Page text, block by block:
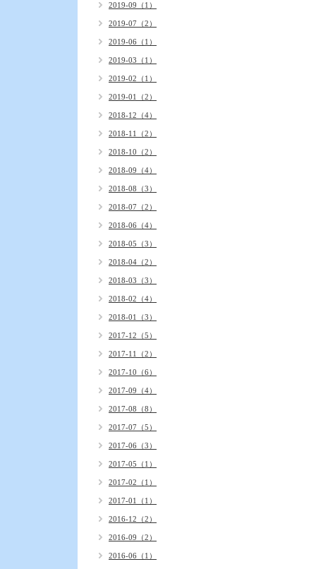
2019-09（1）
2019-07（2）
2019-06（1）
2019-03（1）
2019-02（1）
2019-01（2）
2018-12（4）
2018-11（2）
2018-10（2）
2018-09（4）
2018-08（3）
2018-07（2）
2018-06（4）
2018-05（3）
2018-04（2）
2018-03（3）
2018-02（4）
2018-01（3）
2017-12（5）
2017-11（2）
2017-10（6）
2017-09（4）
2017-08（8）
2017-07（5）
2017-06（3）
2017-05（1）
2017-02（1）
2017-01（1）
2016-12（2）
2016-09（2）
2016-06（1）